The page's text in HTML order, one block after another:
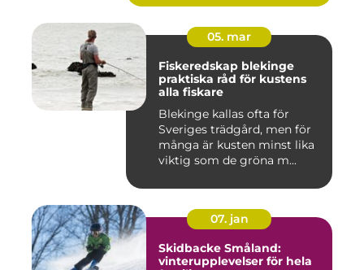
05. mar
Fiskeredskap blekinge
praktiska råd för kustens
alla fiskare
Blekinge kallas ofta för
Sveriges trädgård, men för
många är kusten minst lika
viktig som de gröna m...
07. jan
Skidbacke Småland:
vinterupplevelser för hela